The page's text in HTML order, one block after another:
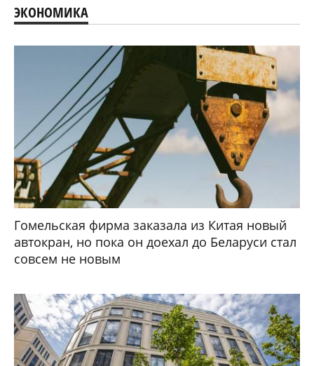
ЭКОНОМИКА
Гомельская фирма заказала из Китая новый
автокран, но пока он доехал до Беларуси стал
совсем не новым